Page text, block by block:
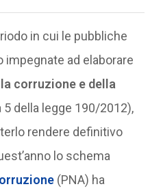
in cui le pubbliche
ad elaborare
corruzione e della
5 della legge 190/2012),
rendere definitivo
lo schema
(PNA) ha